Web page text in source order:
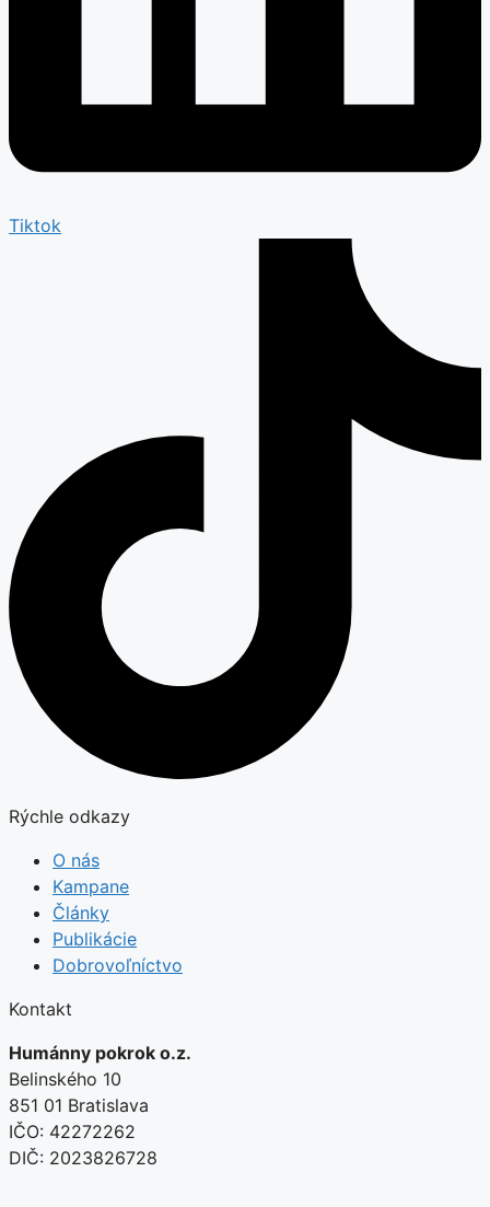
Tiktok
Rýchle odkazy
O nás
Kampane
Články
Publikácie
Dobrovoľníctvo
Kontakt
Humánny pokrok o.z.
Belinského 10
851 01 Bratislava
IČO: 42272262
DIČ: 2023826728